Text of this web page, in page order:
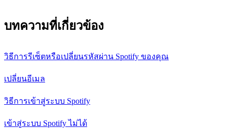
บทความที่เกี่ยวข้อง
วิธีการรีเซ็ตหรือเปลี่ยนรหัสผ่าน Spotify ของคุณ
เปลี่ยนอีเมล
วิธีการเข้าสู่ระบบ Spotify
เข้าสู่ระบบ Spotify ไม่ได้